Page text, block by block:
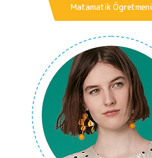
Matamatik Ögretmeni